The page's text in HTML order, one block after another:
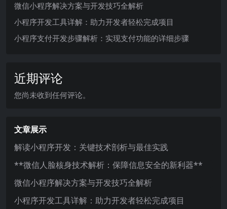
微信小程序解决方案与开发技巧全解析
小程序开发工具详解：助力开发者轻松完成项目
小程序支付开发步骤解析：实现支付功能的详细步骤
近期评论
您尚未收到任何评论。
文章展示
解读小程序开发：关键技术剖析与最佳实践
**微信人脸核身技术解析：保障信息安全的新利器**
微信小程序解决方案与开发技巧全解析
小程序开发工具详解：助力开发者轻松完成项目